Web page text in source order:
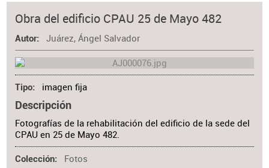
Obra del edificio CPAU 25 de Mayo 482
Autor Juárez, Ángel Salvador
Tipo imagen fija
Descripción
Fotografías de la rehabilitación del edificio de la sede del
CPAU en 25 de Mayo 482.
Colección Fotos